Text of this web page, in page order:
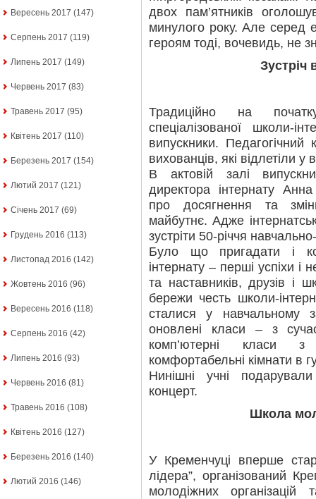
Вересень 2017 (147)
Серпень 2017 (119)
Липень 2017 (149)
Червень 2017 (83)
Травень 2017 (95)
Квітень 2017 (110)
Березень 2017 (154)
Лютий 2017 (121)
Січень 2017 (69)
Грудень 2016 (113)
Листопад 2016 (142)
Жовтень 2016 (96)
Вересень 2016 (118)
Серпень 2016 (42)
Липень 2016 (93)
Червень 2016 (81)
Травень 2016 (108)
Квітень 2016 (127)
Березень 2016 (140)
Лютий 2016 (146)
двох пам’ятників
минулого року. Але серед
героям тоді, вочевидь, не
Зустріч
Традиційно на
спеціалізованої школи-
випускники. Педагогічний
вихованців, які відлетіли
В актовій залі
директора інтернату
про досягнення та
майбутнє. Адже
зустріти 50-річчя
Було що пригадати і
інтернату – перші успіхи і
та наставників, друзів і
бережи честь школи-
сталися у навчальному
оновлені класи – з
комп’ютерні класи з
комфортабельні кімнати в
Нинішні учні
концерт.
Школа
У Кременчуці вперше
лідера”, організований
молодіжних